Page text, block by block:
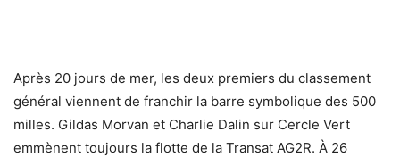
Après 20 jours de mer, les deux premiers du classement
général viennent de franchir la barre symbolique des 500
milles. Gildas Morvan et Charlie Dalin sur Cercle Vert
emmènent toujours la flotte de la Transat AG2R. À 26